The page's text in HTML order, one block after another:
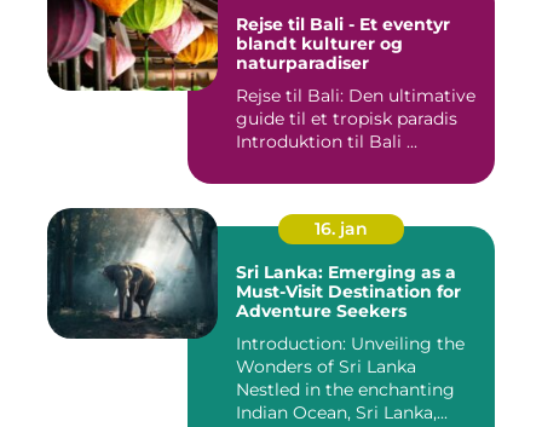
Rejse til Bali - Et eventyr
blandt kulturer og
naturparadiser
Rejse til Bali: Den ultimative
guide til et tropisk paradis
Introduktion til Bali ...
16. jan
Sri Lanka: Emerging as a
Must-Visit Destination for
Adventure Seekers
Introduction: Unveiling the
Wonders of Sri Lanka
Nestled in the enchanting
Indian Ocean, Sri Lanka,...